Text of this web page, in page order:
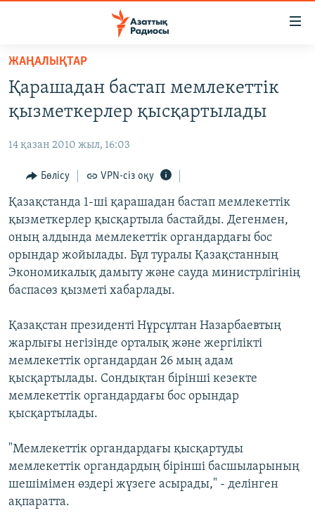
Skip
main
content
to
Navigation
Skip
to
Search
САЯСАТ
ҚАҢТАР ОҚИҒАСЫ
АДАМ ҚҰҚЫҚТАРЫ
ӘЛЕУМЕТ
ӘЛЕМ
АРНАЙЫ ЖОБАЛАР
Русский
ЖАЗЫЛЫҢЫЗ
Басқа тілдерде
ЖАҢАЛЫҚТАР
Қарашадан бастап мемлекеттік
қызметкерлер қысқартылады
14 қазан 2010 жыл, 16:03
Бөлісу VPN-сіз оқу
Қазақстанда 1-ші қарашадан бастап мемлекеттік
қызметкерлер қысқартыла бастайды. Дегенмен,
оның алдында мемлекеттік органдардағы бос
орындар жойылады. Бұл туралы Қазақстанның
Экономикалық дамыту және сауда министрлігінің
баспасөз қызметі хабарлады.
Қазақстан президенті Нұрсұлтан Назарбаевтың
жарлығы негізінде орталық және жергілікті
мемлекеттік органдардан 26 мың адам
қысқартылады. Сондықтан бірінші кезекте
мемлекеттік органдардағы бос орындар
қысқартылады.
"Мемлекеттік органдардағы қысқартуды
мемлекеттік органдардың бірінші басшыларының
шешімімен өздері жүзеге асырады," - делінген
ақпаратта.